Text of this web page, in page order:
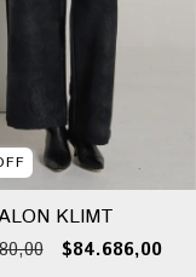
KLIMT
$84.686,00